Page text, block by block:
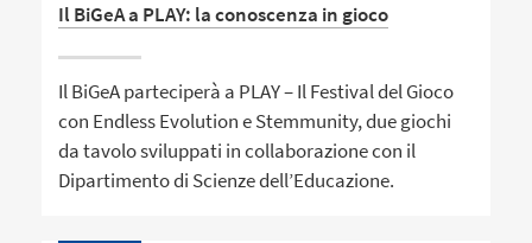
Il BiGeA a PLAY: la conoscenza in gioco
Il BiGeA parteciperà a PLAY – Il Festival del Gioco
con Endless Evolution e Stemmunity, due giochi
da tavolo sviluppati in collaborazione con il
Dipartimento di Scienze dell’Educazione.